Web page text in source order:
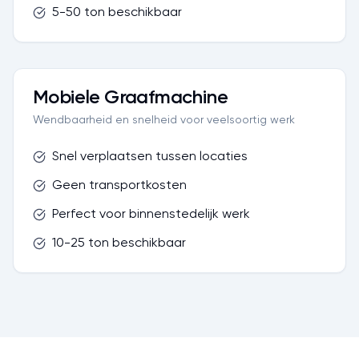
5-50 ton beschikbaar
Mobiele Graafmachine
Wendbaarheid en snelheid voor veelsoortig werk
Snel verplaatsen tussen locaties
Geen transportkosten
Perfect voor binnenstedelijk werk
10-25 ton beschikbaar